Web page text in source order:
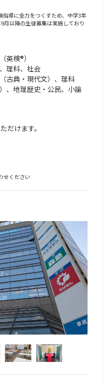
導に全力をつくすため、中学3年
月以降の生徒募集は実施しており
英検®）
理科、社会
古典・現代文）、理科
、地理歴史・公民、小論
だけます。
せください